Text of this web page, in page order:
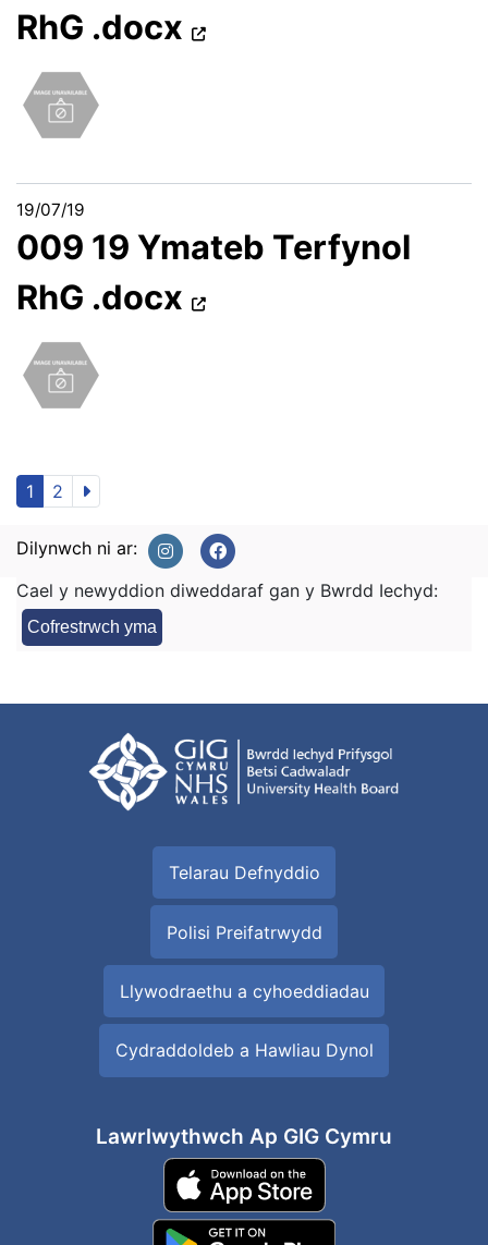
RhG .docx
19/07/19
009 19 Ymateb Terfynol
RhG .docx
1 2
Dilynwch ni ar:
Cael y newyddion diweddaraf gan y Bwrdd Iechyd:
Cofrestrwch yma
Telarau Defnyddio
Polisi Preifatrwydd
Llywodraethu a cyhoeddiadau
Cydraddoldeb a Hawliau Dynol
Lawrlwythwch Ap GIG Cymru